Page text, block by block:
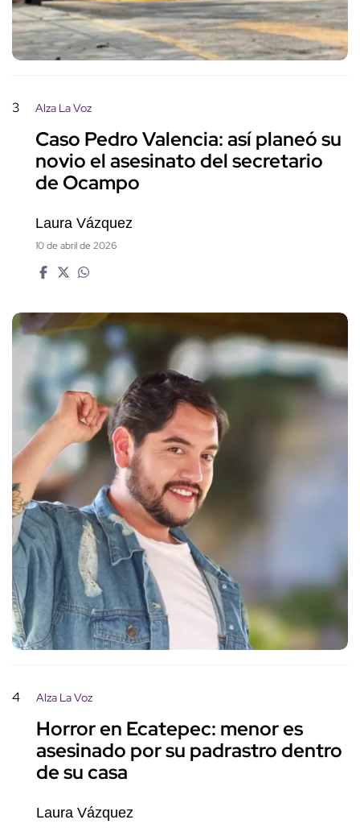
3 Alza La Voz
Caso Pedro Valencia: así planeó su
novio el asesinato del secretario
de Ocampo
Laura Vázquez
10 de abril de 2026
4 Alza La Voz
Horror en Ecatepec: menor es
asesinado por su padrastro dentro
de su casa
Laura Vázquez